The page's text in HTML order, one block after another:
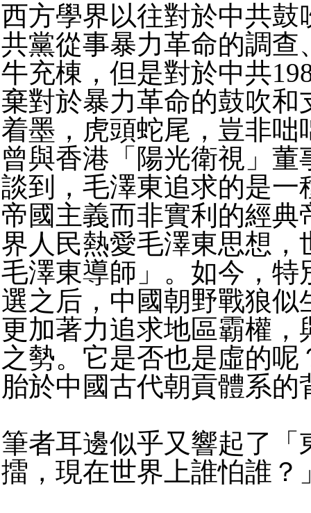
西方學界以往對於中共鼓
共黨從事暴力革命的調查
牛充棟， 但是對於中共
棄對於暴力革命的鼓吹和
着墨，虎頭蛇尾，豈非咄
曾與香港「陽光衛視」 董
談到， 毛澤東追求的是一
帝國主義而非實利的經典
界人民熱愛毛澤東思想，
毛澤東導師」。如今， 特
選之后，中國朝野戰狼似
更加著力追求地區霸權，
之勢。它是否也是虛的呢
胎於中國古代朝貢體系的
筆者耳邊似乎又響起了「
擂，現在世界上誰怕誰？